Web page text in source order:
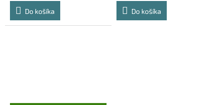
Do košíka
Do košíka